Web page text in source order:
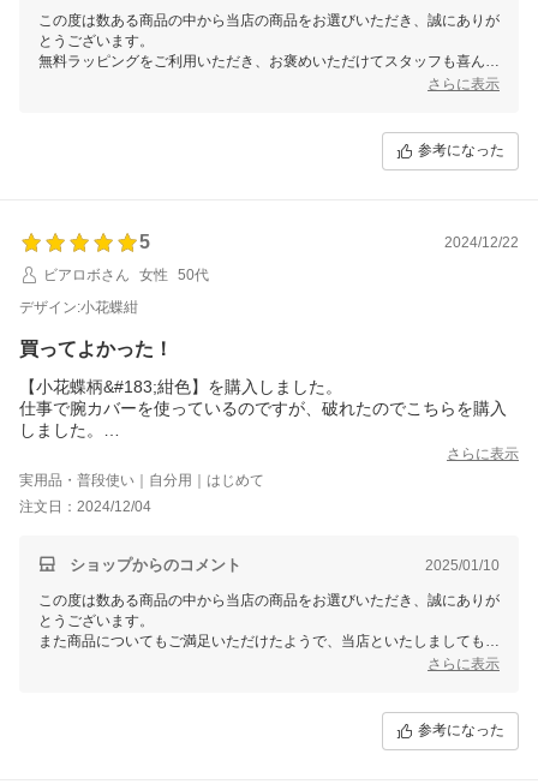
この度は数ある商品の中から当店の商品をお選びいただき、誠にありが
とうございます。
無料ラッピングをご利用いただき、お褒めいただけてスタッフも喜んで
これからも可愛い商品をご提供できるよう努めてまいりますので、ぜひ
さらに表示
参考になった
5
2024/12/22
ビアロボさん
女性
50代
デザイン:小花蝶紺
買ってよかった！
【小花蝶柄&#183;紺色】を購入しました。
仕事で腕カバーを使っているのですが、破れたのでこちらを購入
しました。
初めは手首側のゴムがキツいかな？と思ったのですが、すぐに気
にならなくなりました。
本体の長さも十分あり、柄も和柄で可愛く丁寧なお手紙まで付い
ていたので買ってよかったです。
さらに表示
実用品・普段使い｜自分用｜はじめて
注文日：2024/12/04
ショップからのコメント 2025/01/10
この度は数ある商品の中から当店の商品をお選びいただき、誠にありが
とうございます。
また商品についてもご満足いただけたようで、当店といたしましてもう
また商品についてもご満足いただけたようで、当店といたしましてもう
さらに表示
参考になった